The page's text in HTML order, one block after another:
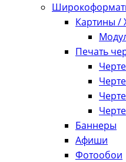
Картины /
Печать
Баннеры
Афиши
Фотообои